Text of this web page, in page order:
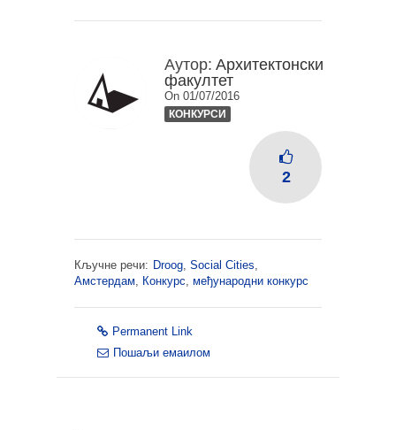
Аутор: Архитектонски
факултет
On 01/07/2016
КОНКУРСИ
2
Кључне речи: Droog, Social Cities,
Амстердам, Конкурс, међународни конкурс
Permanent Link
Пошаљи емаилом